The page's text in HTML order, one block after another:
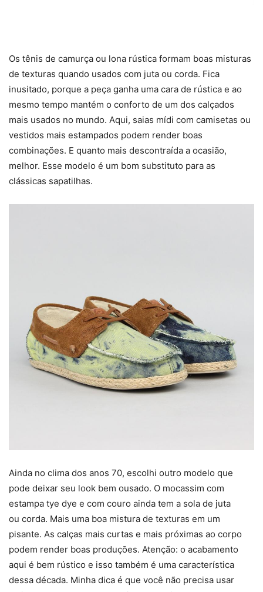
Os tênis de camurça ou lona rústica formam boas misturas
de texturas quando usados com juta ou corda. Fica
inusitado, porque a peça ganha uma cara de rústica e ao
mesmo tempo mantém o conforto de um dos calçados
mais usados no mundo. Aqui, saias mídi com camisetas ou
vestidos mais estampados podem render boas
combinações. E quanto mais descontraída a ocasião,
melhor. Esse modelo é um bom substituto para as
clássicas sapatilhas.
Ainda no clima dos anos 70, escolhi outro modelo que
pode deixar seu look bem ousado. O mocassim com
estampa tye dye e com couro ainda tem a sola de juta
ou corda. Mais uma boa mistura de texturas em um
pisante. As calças mais curtas e mais próximas ao corpo
podem render boas produções. Atenção: o acabamento
aqui é bem rústico e isso também é uma característica
dessa década. Minha dica é que você não precisa usar